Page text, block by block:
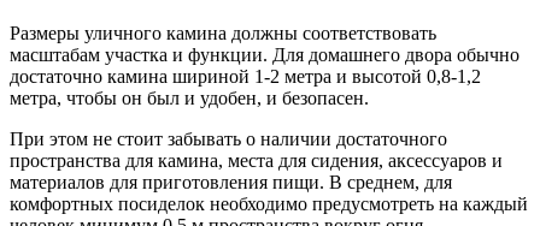
Размеры уличного камина должны соответствовать
масштабам участка и функции. Для домашнего двора обычно
достаточно камина шириной 1-2 метра и высотой 0,8-1,2
метра, чтобы он был и удобен, и безопасен.
При этом не стоит забывать о наличии достаточного
пространства для камина, места для сидения, аксессуаров и
материалов для приготовления пищи. В среднем, для
комфортных посиделок необходимо предусмотреть на каждый